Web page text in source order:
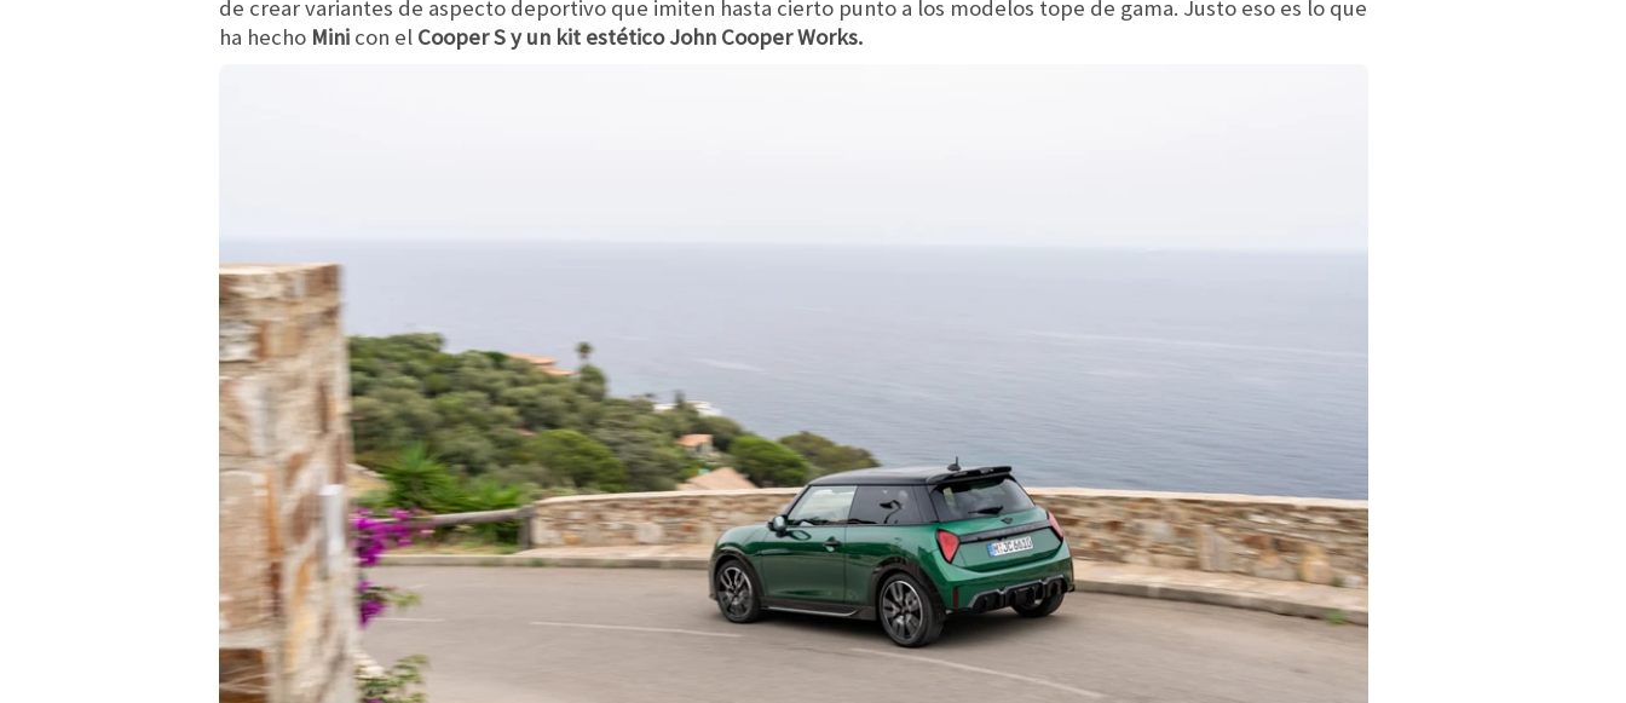
de crear variantes de aspecto deportivo que imiten hasta cierto punto a los modelos tope de gama. Justo eso es lo que
ha hecho Mini con el Cooper S y un kit estético John Cooper Works.